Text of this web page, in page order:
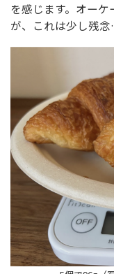
を感じます。オー
が、これは少し残